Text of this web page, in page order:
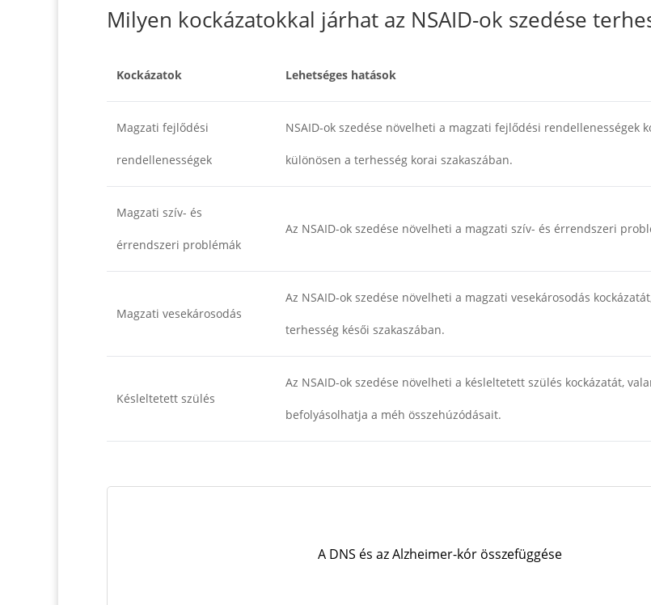
Milyen kockázatokkal járhat az NSAID-ok szedése
Kockázatok Lehetséges hatások
Magzati fejlődési
rendellenességek
NSAID-ok szedése növelheti a magzati fejlődési rendellenességek
különösen a terhesség korai szakaszában.
Magzati szív- és
érrendszeri problémák
Az NSAID-ok szedése növelheti a magzati szív- és érrendszeri
Magzati vesekárosodás
Az NSAID-ok szedése növelheti a magzati vesekárosodás
terhesség késői szakaszában.
Késleltetett szülés
Az NSAID-ok szedése növelheti a késleltetett szülés kockázatát,
befolyásolhatja a méh összehúzódásait.
A DNS és az Alzheimer-kór összefüggése